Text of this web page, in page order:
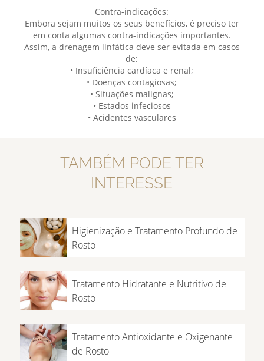
Contra-indicações:
Embora sejam muitos os seus benefícios, é preciso ter
em conta algumas contra-indicações importantes.
Assim, a drenagem linfática deve ser evitada em casos
de:
• Insuficiência cardíaca e renal;
• Doenças contagiosas;
• Situações malignas;
• Estados infeciosos
• Acidentes vasculares
TAMBÉM PODE TER
INTERESSE
Higienização e Tratamento Profundo de
Rosto
Tratamento Hidratante e Nutritivo de
Rosto
Tratamento Antioxidante e Oxigenante
de Rosto